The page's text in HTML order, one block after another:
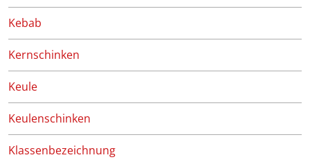
Kebab
Kernschinken
Keule
Keulenschinken
Klassenbezeichnung